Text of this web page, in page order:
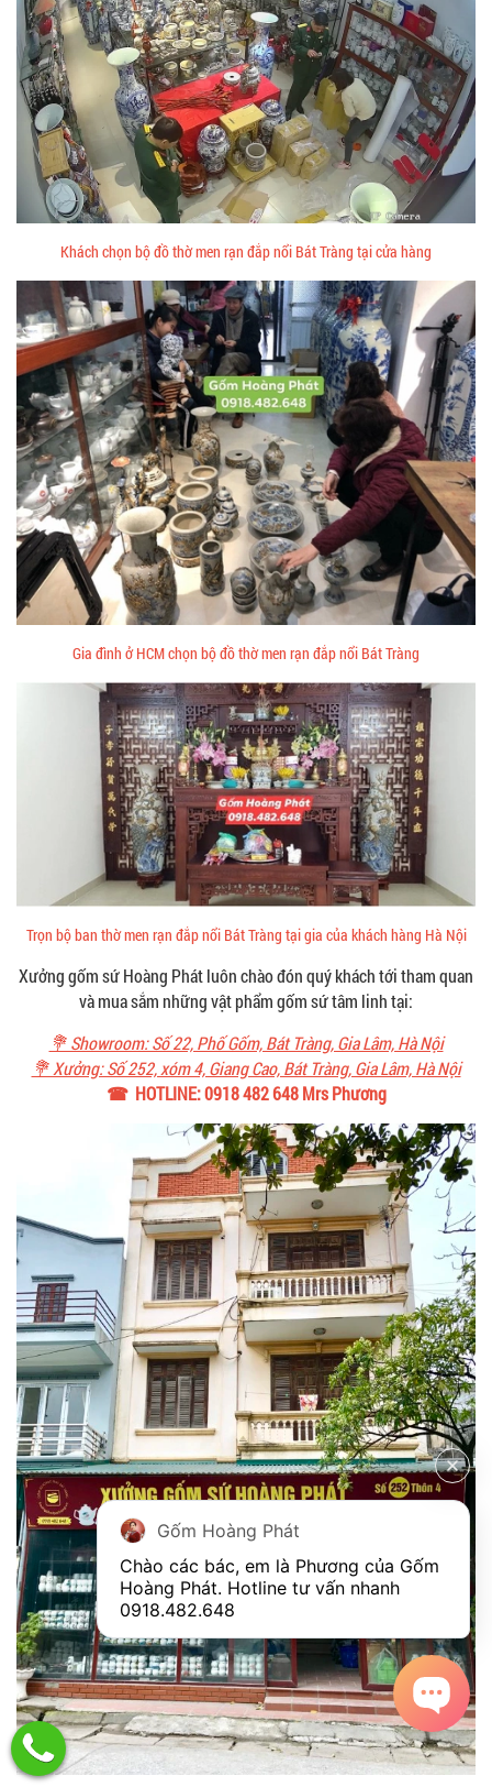
Khách chọn bộ đồ thờ men rạn đắp nổi Bát Tràng tại cửa hàng
Gia đình ở HCM chọn bộ đồ thờ men rạn đắp nổi Bát Tràng
Trọn bộ ban thờ men rạn đắp nổi Bát Tràng tại gia của khách hàng Hà Nội
Xưởng gốm sứ Hoàng Phát luôn chào đón quý khách tới tham quan
và mua sắm những vật phẩm gốm sứ tâm linh tại:
💐 Showroom: Số 22, Phố Gốm, Bát Tràng, Gia Lâm, Hà Nội
💐 Xưởng: Số 252, xóm 4, Giang Cao, Bát Tràng, Gia Lâm, Hà Nội
☎ HOTLINE: 0918 482 648 Mrs Phương
Gốm Hoàng Phát
Chào các bác, em là Phương của Gốm
0918.482.648